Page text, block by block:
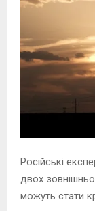
Російські
двох
можуть стати